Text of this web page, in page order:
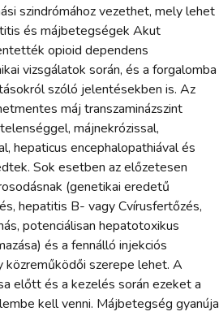
szindrómához vezethet, mely lehet
és májbetegségek Akut
opioid dependens
vizsgálatok során, és a forgalomba
szóló jelentésekben is. Az
máj transzaminázszint
májnekrózissal,
hepaticus encephalopathiával és
Sok esetben az előzetesen
(genetikai eredetű
hepatitis B- vagy Cvírusfertőzés,
potenciálisan hepatotoxikus
és a fennálló injekciós
közreműködői szerepe lehet. A
előtt és a kezelés során ezeket a
kell venni. Májbetegség gyanúja